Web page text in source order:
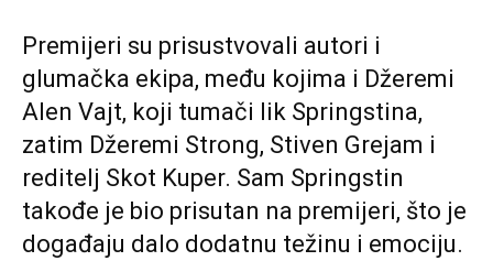
Premijeri su prisustvovali autori i
glumačka ekipa, među kojima i Džeremi
Alen Vajt, koji tumači lik Springstina,
zatim Džeremi Strong, Stiven Grejam i
reditelj Skot Kuper. Sam Springstin
takođe je bio prisutan na premijeri, što je
događaju dalo dodatnu težinu i emociju.